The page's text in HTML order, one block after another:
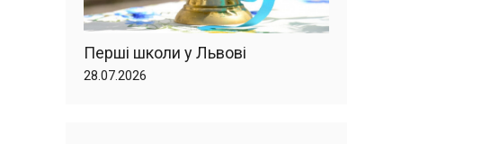
Перші школи у Львові
28.07.2026